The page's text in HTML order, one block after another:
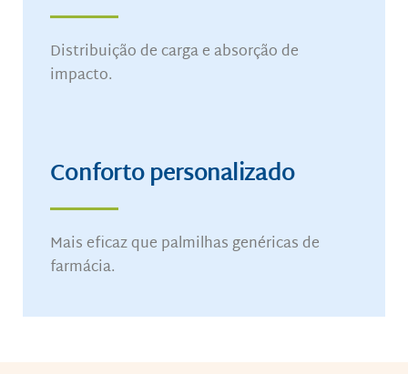
Distribuição de carga e absorção de
impacto.
Conforto personalizado
Mais eficaz que palmilhas genéricas de
farmácia.